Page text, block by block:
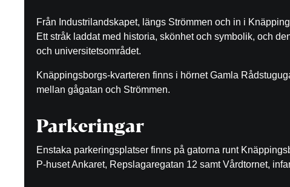
Från Industrilandskapet, längs Strömmen och in i
Ett stråk laddat med historia, skönhet och symbolik, och
och universitetsområdet.
Knäppingsborgs-kvarteren finns i hörnet Gamla
mellan gågatan och Strömmen.
Parkeringar
Enstaka parkeringsplatser finns på gatorna runt
P-huset Ankaret, Repslagaregatan 12 samt Vårdtornet,